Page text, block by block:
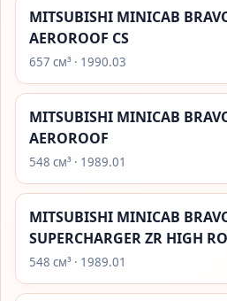
MITSUBISHI MINICAB
AEROROOF CS
657 см³ · 1990.03
MITSUBISHI MINICAB
AEROROOF
548 см³ · 1989.01
MITSUBISHI MINICAB
SUPERCHARGER ZR HIGH
548 см³ · 1989.01